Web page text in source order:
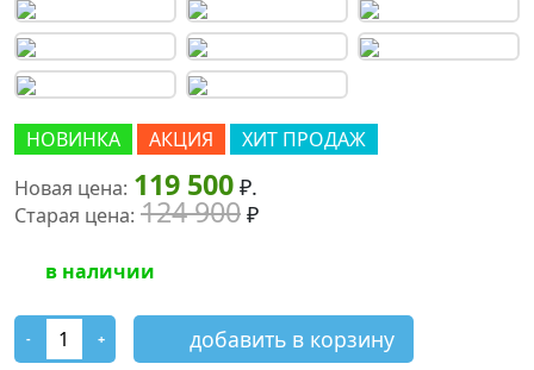
НОВИНКА АКЦИЯ
ХИТ ПРОДАЖ
Новая цена: 119 500 ₽.
Старая цена: 124 900 ₽
в наличии
- + добавить в корзину